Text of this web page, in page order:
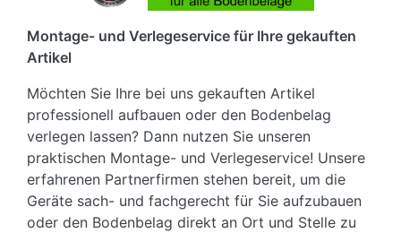
Montage- und Verlegeservice für Ihre gekauften
Artikel
Möchten Sie Ihre bei uns gekauften Artikel
professionell aufbauen oder den Bodenbelag
verlegen lassen? Dann nutzen Sie unseren
praktischen Montage- und Verlegeservice! Unsere
erfahrenen Partnerfirmen stehen bereit, um die
Geräte sach- und fachgerecht für Sie aufzubauen
oder den Bodenbelag direkt an Ort und Stelle zu